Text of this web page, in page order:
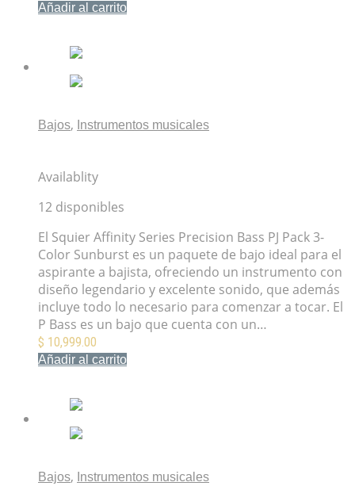
Añadir al carrito
Bajos, Instrumentos musicales
Availablity
12 disponibles
El Squier Affinity Series Precision Bass PJ Pack 3-
Color Sunburst es un paquete de bajo ideal para el
aspirante a bajista, ofreciendo un instrumento con
diseño legendario y excelente sonido, que además
incluye todo lo necesario para comenzar a tocar. El
P Bass es un bajo que cuenta con un…
$ 10,999.00
Añadir al carrito
Bajos, Instrumentos musicales